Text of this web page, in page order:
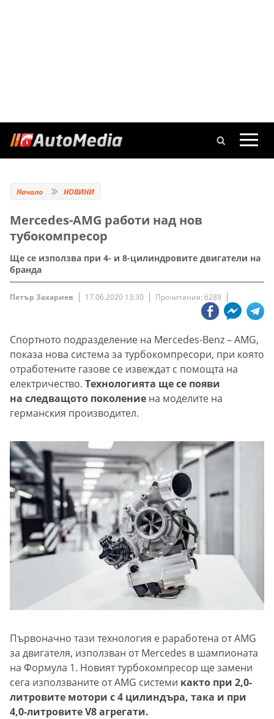
Начало НОВИНИ
Mercedes-AMG работи над нов
тубокомпресор
Ще се използва при 4- и 8-цилиндровите двигатели на
бранда
Петър Захариев 17.06.2020 13:30 Прочитания: 6289
Спортното подразделение на Mercedes-Benz – AMG,
показа нова система за турбокомпресори, при която
отработените газове се извеждат с помощта на
електричество. Технологията ще се появи
на следващото поколение на моделите на
германския производител.
Първоначно тази технология е раработена от AMG
за двигателя, използван от Mercedes в шампионата
на Формула 1. Новият турбокомпресор ще замени
сега използваните от AMG системи както при 2,0-
литровите мотори с 4 цилиндъра, така и при
4,0-литровите V8 агрегати.